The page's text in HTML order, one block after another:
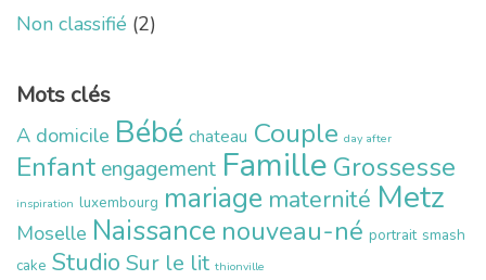
Non classifié (2)
Mots clés
A domicile Bébé chateau Couple day after
Enfant engagement Famille Grossesse
inspiration luxembourg mariage maternité Metz
Moselle Naissance nouveau-né portrait smash
cake Studio Sur le lit thionville